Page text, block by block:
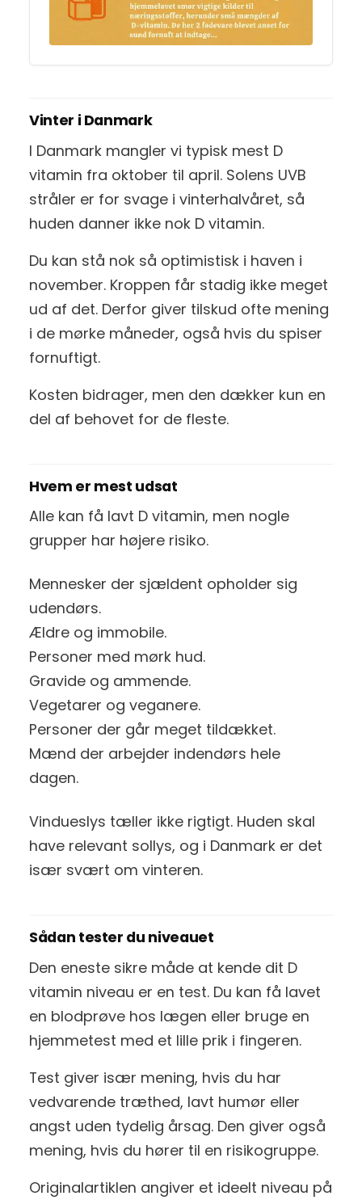
Vinter i Danmark
I Danmark mangler vi typisk mest D
vitamin fra oktober til april. Solens UVB
stråler er for svage i vinterhalvåret, så
huden danner ikke nok D vitamin.
Du kan stå nok så optimistisk i haven i
november. Kroppen får stadig ikke meget
ud af det. Derfor giver tilskud ofte mening
i de mørke måneder, også hvis du spiser
fornuftigt.
Kosten bidrager, men den dækker kun en
del af behovet for de fleste.
Hvem er mest udsat
Alle kan få lavt D vitamin, men nogle
grupper har højere risiko.
Mennesker der sjældent opholder sig
udendørs.
Ældre og immobile.
Personer med mørk hud.
Gravide og ammende.
Vegetarer og veganere.
Personer der går meget tildækket.
Mænd der arbejder indendørs hele
dagen.
Vindueslys tæller ikke rigtigt. Huden skal
have relevant sollys, og i Danmark er det
især svært om vinteren.
Sådan tester du niveauet
Den eneste sikre måde at kende dit D
vitamin niveau er en test. Du kan få lavet
en blodprøve hos lægen eller bruge en
hjemmetest med et lille prik i fingeren.
Test giver især mening, hvis du har
vedvarende træthed, lavt humør eller
angst uden tydelig årsag. Den giver også
mening, hvis du hører til en risikogruppe.
Originalartiklen angiver et ideelt niveau på